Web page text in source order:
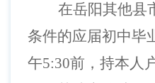
在岳阳其他县
条件的应届初中毕
午5:30前，持本人